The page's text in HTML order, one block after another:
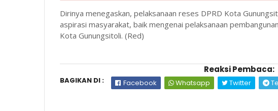
Dirinya menegaskan, pelaksanaan reses DPRD Kota
aspirasi masyarakat, baik mengenai pelaksanaan
Kota Gunungsitoli. (Red)
Reaksi Pembaca:
BAGIKAN DI : Facebook Whatsapp Twitter